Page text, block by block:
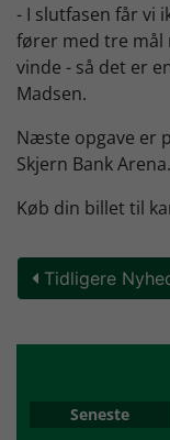
- I slutfasen får vi
fører med tre mål
vinde - så det er
Madsen.
Næste opgave er
Skjern Bank Arena.
Køb din billet til
Tidligere
Seneste